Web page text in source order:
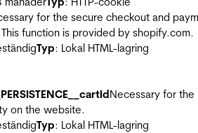
for the secure checkout and
function is provided by shopify.com.
Typ: Lokal HTML-lagring
Necessary for the
on the website.
Typ: Lokal HTML-lagring